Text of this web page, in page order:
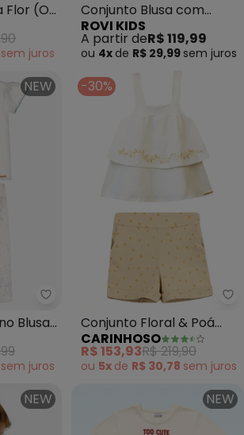
Flor (Off
sem juros
Conjunto Blusa com
Shorts Infantil (Bege)
ROVI KIDS
A partir deR$ 119,99
ou 4x de R$ 29,99 sem juros
NEW
Trick Nick - Conjunto Feminino
Blusa
sem juros
-30%
Conjunto Floral & Poá
(Off White)
CARINHOSO
R$ 153,93R$ 219,90
ou 5x de R$ 30,78 sem juros
NEW NEW